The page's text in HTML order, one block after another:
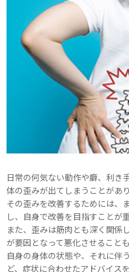
日常の何気ない動作や癖、利き
体の歪みが出てしまうことがあり
その歪みを改善するためには、
し、自身で改善を目指すことが
また、歪みは筋肉とも深く関係
が要因となって悪化させることも
自身の身体の状態や、それに伴
ど、症状に合わせたアドバイス